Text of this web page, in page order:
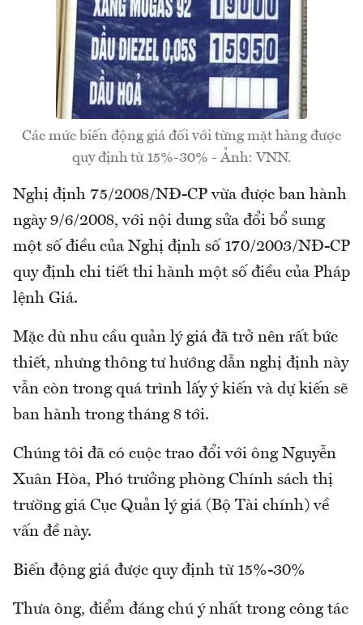
Các mức biến động giá đối với từng mặt hàng được
quy định từ 15%-30% - Ảnh: VNN.
Nghị định 75/2008/NÐ-CP vừa được ban hành
ngày 9/6/2008, với nội dung sửa đổi bổ sung
một số điều của Nghị định số 170/2003/NÐ-CP
quy định chi tiết thi hành một số điều của Pháp
lệnh Giá.
Mặc dù nhu cầu quản lý giá đã trở nên rất bức
thiết, nhưng thông tư hướng dẫn nghị định này
vẫn còn trong quá trình lấy ý kiến và dự kiến sẽ
ban hành trong tháng 8 tới.
Chúng tôi đã có cuộc trao đổi với ông Nguyễn
Xuân Hòa, Phó trưởng phòng Chính sách thị
trường giá Cục Quản lý giá (Bộ Tài chính) về
vấn đề này.
Biến động giá được quy định từ 15%-30%
Thưa ông, điểm đáng chú ý nhất trong công tác